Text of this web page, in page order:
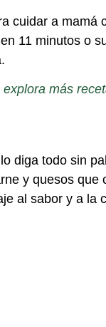
cuidar a mamá
11 minutos o
más
diga todo sin
y quesos que
al sabor y a la